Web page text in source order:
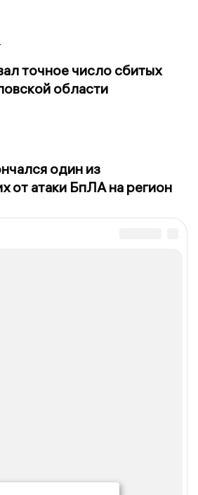
точное число сбитых
области
один из
от атаки БпЛА на регион